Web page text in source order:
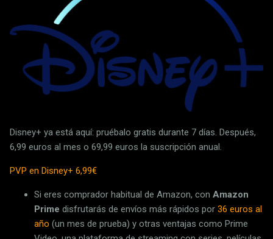
Disney+ ya está aquí: pruébalo gratis durante 7 días. Después,
6,99 euros al mes o 69,99 euros la suscripción anual.
PVP en Disney+ 6,99€
Si eres comprador habitual de Amazon, con Amazon
Prime disfrutarás de envíos más rápidos por 36 euros al
año (un mes de prueba) y otras ventajas como Prime